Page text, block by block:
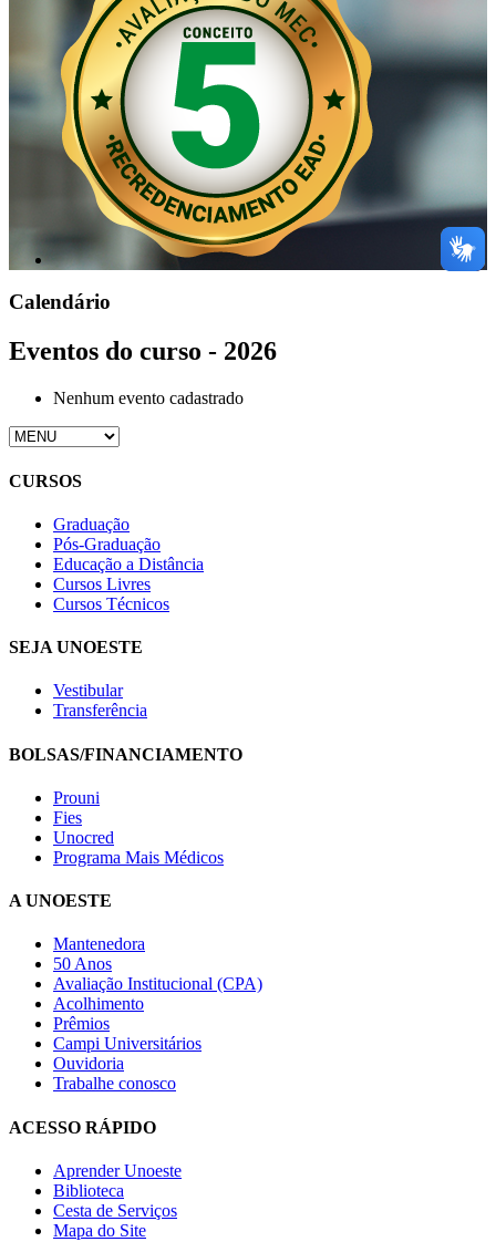
Calendário
Eventos do curso - 2026
Nenhum evento cadastrado
CURSOS
Graduação
Pós-Graduação
Educação a Distância
Cursos Livres
Cursos Técnicos
SEJA UNOESTE
Vestibular
Transferência
BOLSAS/FINANCIAMENTO
Prouni
Fies
Unocred
Programa Mais Médicos
A UNOESTE
Mantenedora
50 Anos
Avaliação Institucional (CPA)
Acolhimento
Prêmios
Campi Universitários
Ouvidoria
Trabalhe conosco
ACESSO RÁPIDO
Aprender Unoeste
Biblioteca
Cesta de Serviços
Mapa do Site